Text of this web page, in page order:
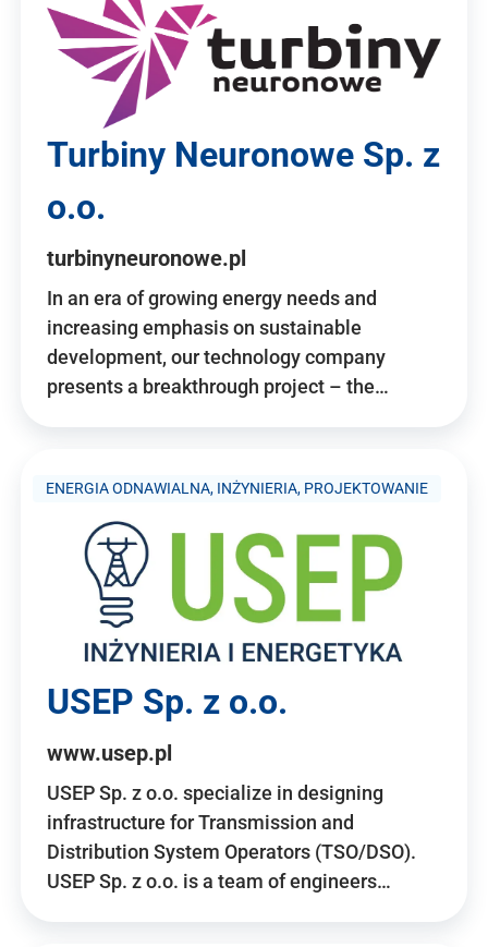
Turbiny Neuronowe Sp. z
o.o.
turbinyneuronowe.pl
In an era of growing energy needs and
increasing emphasis on sustainable
development, our technology company
presents a breakthrough project – the…
ENERGIA ODNAWIALNA, INŻYNIERIA, PROJEKTOWANIE
USEP Sp. z o.o.
www.usep.pl
USEP Sp. z o.o. specialize in designing
infrastructure for Transmission and
Distribution System Operators (TSO/DSO).
USEP Sp. z o.o. is a team of engineers…